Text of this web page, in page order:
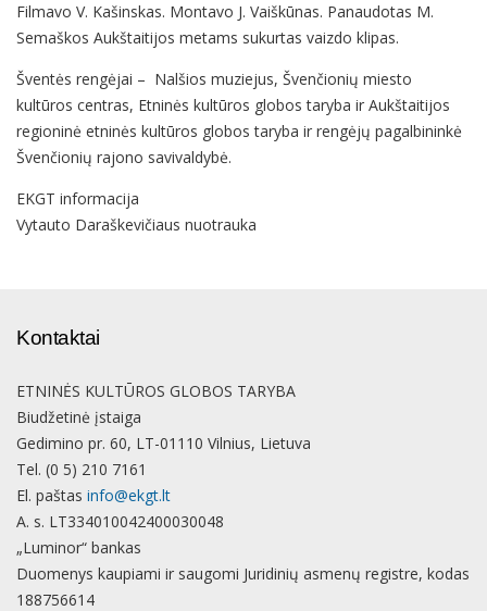
Filmavo V. Kašinskas. Montavo J. Vaiškūnas. Panaudotas M.
Semaškos Aukštaitijos metams sukurtas vaizdo klipas.
Šventės rengėjai – Nalšios muziejus, Švenčionių miesto
kultūros centras, Etninės kultūros globos taryba ir Aukštaitijos
regioninė etninės kultūros globos taryba ir rengėjų pagalbininkė
Švenčionių rajono savivaldybė.
EKGT informacija
Vytauto Daraškevičiaus nuotrauka
Kontaktai
ETNINĖS KULTŪROS GLOBOS TARYBA
Biudžetinė įstaiga
Gedimino pr. 60, LT-01110 Vilnius, Lietuva
Tel. (0 5) 210 7161
El. paštas info@ekgt.lt
A. s. LT334010042400030048
„Luminor“ bankas
Duomenys kaupiami ir saugomi Juridinių asmenų registre, kodas
188756614